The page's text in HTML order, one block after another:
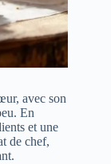
avec son
En
et une
de chef,